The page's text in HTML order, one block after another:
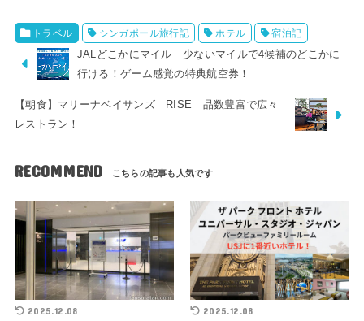
トラベル シンガポール旅行記 ホテル 宿泊記
JALどこかにマイル 少ないマイルで4候補のどこかに
行ける！ゲーム感覚の特典航空券！
【朝食】マリーナベイサンズ RISE 品数豊富で広々
レストラン！
RECOMMEND
2025.12.08 2025.12.08